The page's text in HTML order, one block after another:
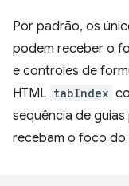
Por padrão, os
podem receber o
e controles de
HTML tabIndex
sequência de
recebam o foco do